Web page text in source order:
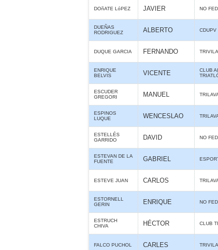
DOñATE LóPEZ JAVIER NO
DUEÑAS
RODRIGUEZ
ALBERTO CDUPV
DUQUE GARCIA FERNANDO TRIVILA
ENRIQUE
BELVIS
VICENTE
CLUB
ESCUDER
GREGORI
MANUEL
ESPINOS
LUQUE
WENCESLAO
ESTELLÉS
GARRIDO
DAVID NO
ESTEVAN DE LA
FUENTE
GABRIEL
ESTEVE JUAN CARLOS
ESTORNELL
GERIN
ENRIQUE NO
ESTRUCH
CHIVA
HÉCTOR CLUB
FALCO PUCHOL CARLES TRIVILA